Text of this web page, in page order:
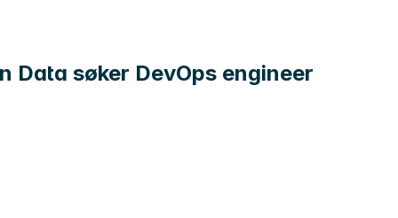
Data søker DevOps engineer